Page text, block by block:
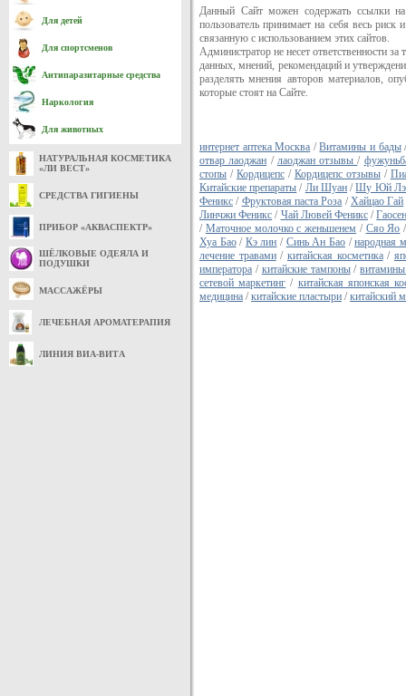
Для детей
Для спортсменов
Антипаразитарные средства
Наркология
Для животных
НАТУРАЛЬНАЯ КОСМЕТИКА
«ЛИ ВЕСТ»
СРЕДСТВА ГИГИЕНЫ
ПРИБОР «АКВАСПЕКТР»
ШЁЛКОВЫЕ ОДЕЯЛА И
ПОДУШКИ
МАССАЖЁРЫ
ЛЕЧЕБНАЯ АРОМАТЕРАПИЯ
ЛИНИЯ ВИА-ВИТА
Данный Сайт можен содержать ссылки
пользователь принимает на себя весь
связанную с использованием этих сайтов.
Администратор не несет ответственности
данных, мнений, рекомендаций и
разделять мнения авторов материалов,
которые стоят на Сайте.
интернет аптека Москва /Витамины и бады
отвар лаоджан / лаоджан отзывы/
стопы / Кордицепс/ Кордицепс отзывы/
Китайские препараты / Ли Шуан /Шу Юй Лэ
Феникс / Фруктовая паста Роза /Хайцао Гай
Линчжи Феникс / Чай Лювей Феникс/
/ Маточное молочко с женьшенем / Сяо Яо
Хуа Бао/ Кэ лин / Синь Ан Бао/народная
лечение травами/ китайская косметика/
императора / китайские тампоны/
сетевой маркетинг / китайская японская
медицина /китайские пластыри /китайский